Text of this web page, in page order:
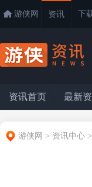
游侠网 资讯 下
资讯首页 最新
游侠网 > 资讯中心 >